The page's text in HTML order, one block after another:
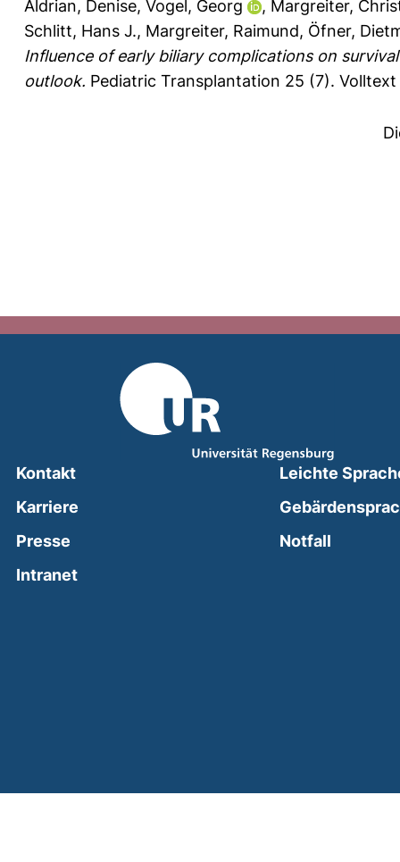
Aldrian, Denise, Vogel, Georg , Margreiter,
Schlitt, Hans J., Margreiter, Raimund, Öfner,
Influence of early biliary complications on
outlook. Pediatric Transplantation 25 (7).
Kontakt
Karriere
Presse
Intranet(external link, opens in a new window)
Leichte
Notfall